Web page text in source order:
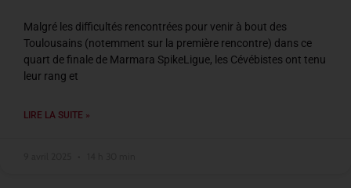
Malgré les difficultés rencontrées pour venir à bout des
Toulousains (notemment sur la première rencontre) dans ce
quart de finale de Marmara SpikeLigue, les Cévébistes ont tenu
leur rang et
LIRE LA SUITE »